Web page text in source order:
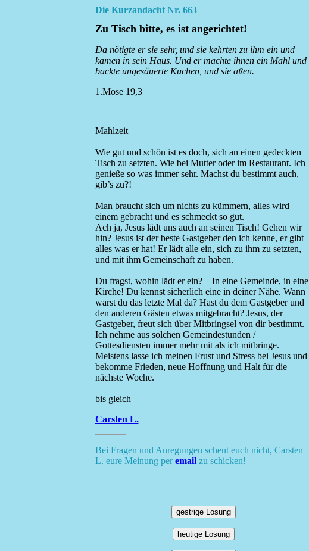
Die Kurzandacht Nr. 663
Zu Tisch bitte, es ist angerichtet!
Da nötigte er sie sehr, und sie kehrten zu ihm ein und
kamen in sein Haus. Und er machte ihnen ein Mahl und
backte ungesäuerte Kuchen, und sie aßen.
1.Mose 19,3
Mahlzeit
Wie gut und schön ist es doch, sich an einen gedeckten
Tisch zu setzten. Wie bei Mutter oder im Restaurant. Ich
genieße so was immer sehr. Machst du bestimmt auch,
gib’s zu?!
Man braucht sich um nichts zu kümmern, alles wird
einem gebracht und es schmeckt so gut.
Ach ja, Jesus lädt uns auch an seinen Tisch! Gehen wir
hin? Jesus ist der beste Gastgeber den ich kenne, er gibt
alles was er hat! Er lädt alle ein, sich zu ihm zu setzten,
und mit ihm Gemeinschaft zu haben.
Du fragst, wohin lädt er ein? – In eine Gemeinde, in eine
Kirche! Du kennst sicherlich eine in deiner Nähe. Wann
warst du das letzte Mal da? Hast du dem Gastgeber und
den anderen Gästen etwas mitgebracht? Jesus, der
Gastgeber, freut sich über Mitbringsel von dir bestimmt.
Ich nehme aus solchen Gemeindestunden /
Gottesdiensten immer mehr mit als ich mitbringe.
Meistens lasse ich meinen Frust und Stress bei Jesus und
bekomme Frieden, neue Hoffnung und Halt für die
nächste Woche.
bis gleich
Carsten L.
Bei Fragen und Anregungen scheut euch nicht, Carsten
L. eure Meinung peremailzu schicken!
gestrige Losung
heutige Losung